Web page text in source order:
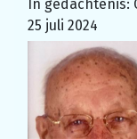
In gedachtenis:
25 juli 2024